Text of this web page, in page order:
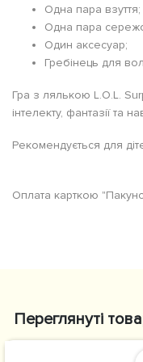
Одна пара взуття;
Одна пара
Один аксесуар;
Гребінець для
Гра з лялькою L.O.L.
інтелекту, фантазії та
Рекомендується для
Оплата карткою
Переглянуті